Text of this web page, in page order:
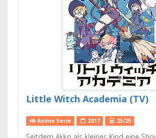
Little Witch Academia (TV)
Anime Serie 2017 25/25